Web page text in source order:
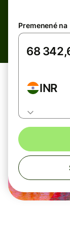
Premenené na
INR